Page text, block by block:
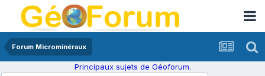
Forum Microminéraux
Principaux sujets de Géoforum.